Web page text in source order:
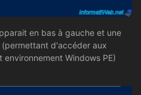
en bas à gauche et une
d'accéder aux
Windows PE)